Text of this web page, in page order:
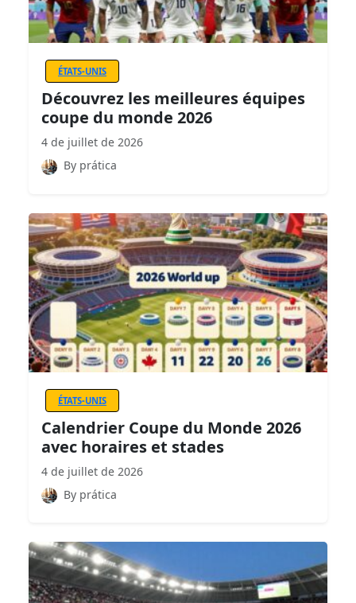
ÉTATS-UNIS
Découvrez les meilleures équipes
coupe du monde 2026
4 de juillet de 2026
By prática
ÉTATS-UNIS
Calendrier Coupe du Monde 2026
avec horaires et stades
4 de juillet de 2026
By prática